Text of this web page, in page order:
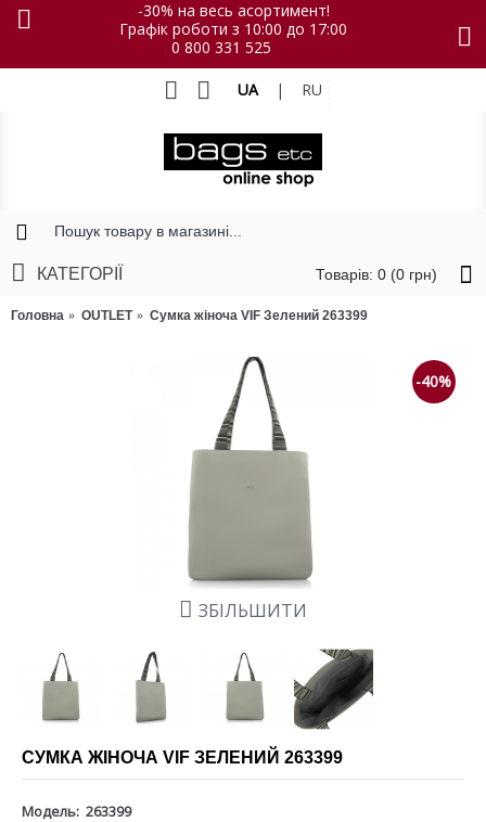
-30% на весь асортимент!
Графік роботи з 10:00 до 17:00
0 800 331 525
UA | RU
Товарів: 0 (0 грн)
КАТЕГОРІЇ
Головна OUTLET Сумка жіноча VIF Зелений 263399
-40%
ЗБІЛЬШИТИ
СУМКА ЖІНОЧА VIF ЗЕЛЕНИЙ 263399
Модель: 263399